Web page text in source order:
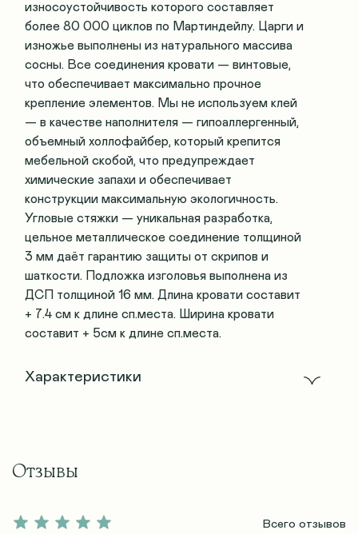
износоустойчивость которого составляет
более 80 000 циклов по Мартиндейлу. Царги и
изножье выполнены из натурального массива
сосны. Все соединения кровати — винтовые,
что обеспечивает максимально прочное
крепление элементов. Мы не используем клей
— в качестве наполнителя — гипоаллергенный,
объемный холлофайбер, который крепится
мебельной скобой, что предупреждает
химические запахи и обеспечивает
конструкции максимальную экологичность.
Угловые стяжки — уникальная разработка,
цельное металлическое соединение толщиной
3 мм даёт гарантию защиты от скрипов и
шаткости. Подложка изголовья выполнена из
ДСП толщиной 16 мм. Длина кровати составит
+ 7.4 см к длине сп.места. Ширина кровати
составит + 5см к длине сп.места.
Характеристики
Отзывы
Всего отзывов